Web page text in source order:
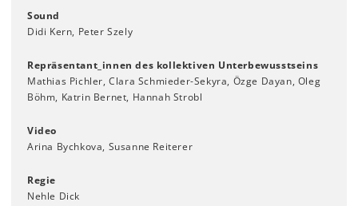
Sound
Didi Kern, Peter Szely
Repräsentant_innen des kollektiven Unterbewusstseins
Mathias Pichler, Clara Schmieder-Sekyra, Özge Dayan, Oleg
Böhm, Katrin Bernet, Hannah Strobl
Video
Arina Bychkova, Susanne Reiterer
Regie
Nehle Dick